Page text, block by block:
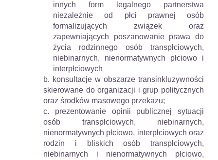
innych form legalnego partnerstwa
niezależnie od płci prawnej osób
formalizujących związek oraz
zapewniających poszanowanie prawa do
życia rodzinnego osób transpłciowych,
niebinarnych, nienormatywnych płciowo i
interpłciowych
b. konsultacje w obszarze transinkluzywności
skierowane do organizacji i grup politycznych
oraz środków masowego przekazu;
c. prezentowanie opinii publicznej sytuacji
osób transpłciowych, niebinarnych,
nienormatywnych płciowo, interpłciowych oraz
rodzin i bliskich osób transpłciowych,
niebinarnych i nienormatywnych płciowo,